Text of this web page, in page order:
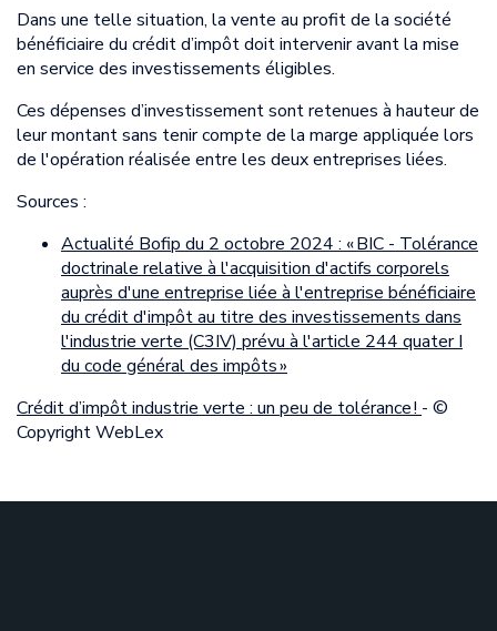
Dans une telle situation, la vente au profit de la société
bénéficiaire du crédit d’impôt doit intervenir avant la mise
en service des investissements éligibles.
Ces dépenses d’investissement sont retenues à hauteur de
leur montant sans tenir compte de la marge appliquée lors
de l'opération réalisée entre les deux entreprises liées.
Sources :
Actualité Bofip du 2 octobre 2024 : « BIC - Tolérance
doctrinale relative à l'acquisition d'actifs corporels
auprès d'une entreprise liée à l'entreprise bénéficiaire
du crédit d'impôt au titre des investissements dans
l'industrie verte (C3IV) prévu à l'article 244 quater I
du code général des impôts »
Crédit d’impôt industrie verte : un peu de tolérance ! - ©
Copyright WebLex